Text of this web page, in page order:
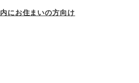
にお住まいの方向け